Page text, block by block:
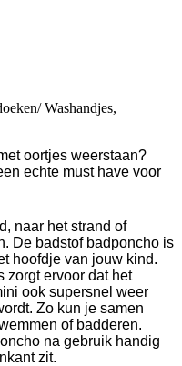
Washandjes,
oortjes weerstaan?
echte must have voor
naar het strand of
De badstof badponcho is
hoofdje van jouw kind.
zorgt ervoor dat het
ook supersnel weer
Zo kun je samen
of badderen.
na gebruik handig
zit.